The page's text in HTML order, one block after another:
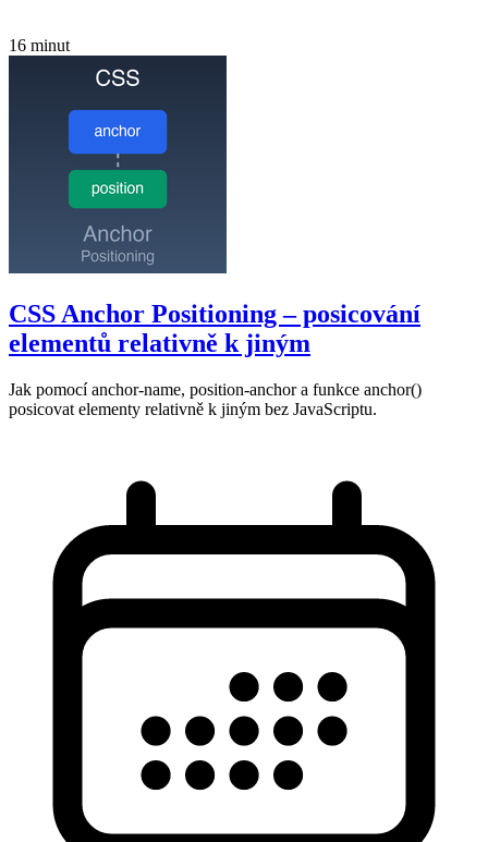
16 minut
CSS Anchor Positioning – posicování
elementů relativně k jiným
Jak pomocí anchor-name, position-anchor a funkce anchor()
posicovat elementy relativně k jiným bez JavaScriptu.